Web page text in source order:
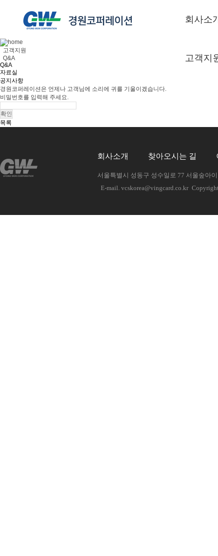
회사소
고객지
고객지원
Q&A
Q&A
자료실
공지사항
경원코퍼레이션은 언제나 고객님에 소리에 귀를 기울이겠습니다.
비밀번호를 입력해 주세요.
목록
회사소개 찾아오시는 길
서울특별시 성동구 성수일로 77 서울숲아
E-mail. vcskorea@vingcard.co.kr